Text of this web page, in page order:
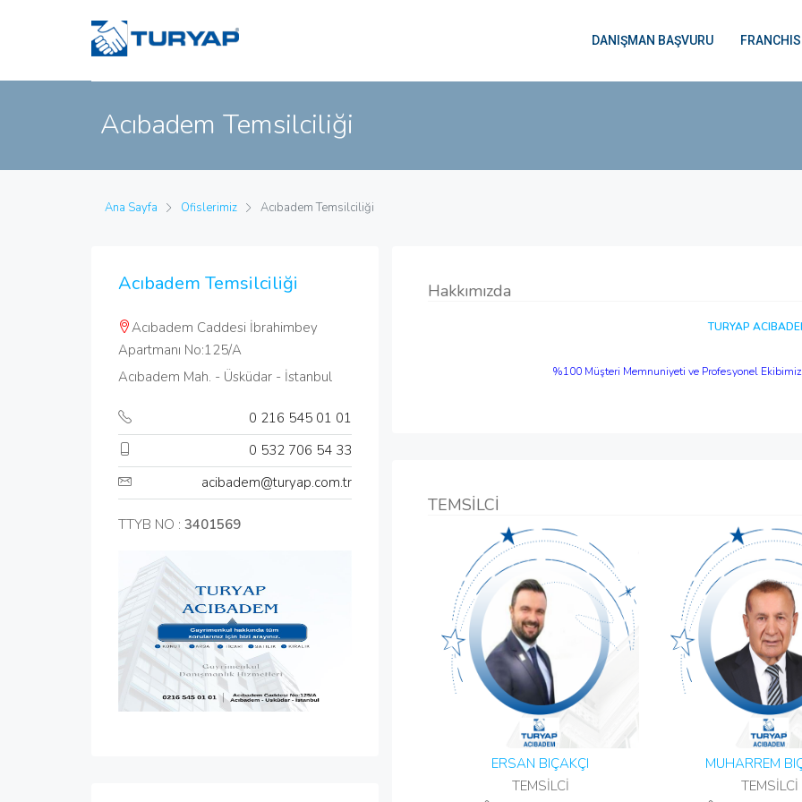
DANIŞMAN BAŞVURU
Acıbadem Temsilciliği
Ana Sayfa Ofislerimiz Acıbadem Temsilciliği
Acıbadem Temsilciliği
Acıbadem Caddesi İbrahimbey
Apartmanı No:125/A
Acıbadem Mah. - Üsküdar - İstanbul
0 216 545 01 01
0 532 706 54 33
acibadem@turyap.com.tr
TTYB NO : 3401569
Hakkımızda
TURYAP
%100 Müşteri Memnuniyeti ve Profesyonel
TEMSİLCİ
ERSAN BIÇAKÇI
TEMSİLCİ
MUHARREM
TEMSİLCİ